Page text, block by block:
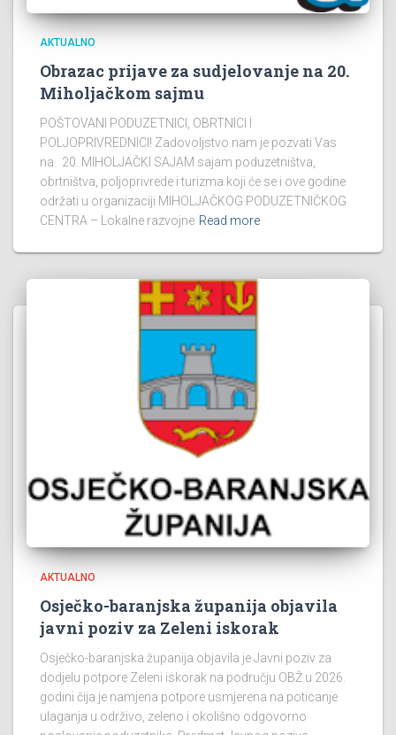
AKTUALNO
Obrazac prijave za sudjelovanje na 20.
Miholjačkom sajmu
POŠTOVANI PODUZETNICI, OBRTNICI I
POLJOPRIVREDNICI! Zadovoljstvo nam je pozvati Vas
na 20. MIHOLJAČKI SAJAM sajam poduzetništva,
obrtništva, poljoprivrede i turizma koji će se i ove godine
održati u organizaciji MIHOLJAČKOG PODUZETNIČKOG
CENTRA – Lokalne razvojne Read more
AKTUALNO
Osječko-baranjska županija objavila
javni poziv za Zeleni iskorak
Osječko-baranjska županija objavila je Javni poziv za
dodjelu potpore Zeleni iskorak na području OBŽ u 2026.
godini čija je namjena potpore usmjerena na poticanje
ulaganja u održivo, zeleno i okolišno odgovorno